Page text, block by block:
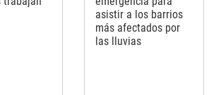
asistir a los barrios
más afectados por
las lluvias